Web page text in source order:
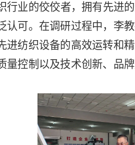
行业的佼佼者，拥有先进
认可。在调研过程中，李
进纺织设备的高效运转和
量控制以及技术创新、品